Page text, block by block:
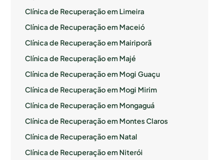
Clínica de Recuperação em Limeira
Clínica de Recuperação em Maceió
Clínica de Recuperação em Mairiporã
Clínica de Recuperação em Majé
Clínica de Recuperação em Mogi Guaçu
Clínica de Recuperação em Mogi Mirim
Clínica de Recuperação em Mongaguá
Clínica de Recuperação em Montes Claros
Clínica de Recuperação em Natal
Clínica de Recuperação em Niterói